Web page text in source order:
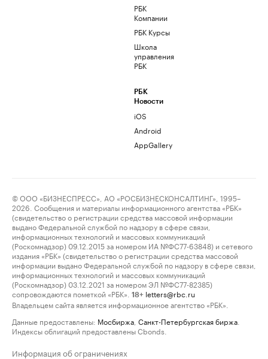
РБК
Компании
РБК Курсы
Школа
управления
РБК
РБК
Новости
iOS
Android
AppGallery
© ООО «БИЗНЕСПРЕСС», АО «РОСБИЗНЕСКОНСАЛТИНГ», 1995–
2026. Сообщения и материалы информационного агентства «РБК»
(свидетельство о регистрации средства массовой информации
выдано Федеральной службой по надзору в сфере связи,
информационных технологий и массовых коммуникаций
(Роскомнадзор) 09.12.2015 за номером ИА №ФС77-63848) и сетевого
издания «РБК» (свидетельство о регистрации средства массовой
информации выдано Федеральной службой по надзору в сфере связи,
информационных технологий и массовых коммуникаций
(Роскомнадзор) 03.12.2021 за номером ЭЛ №ФС77-82385)
сопровождаются пометкой «РБК».
18+ letters@rbc.ru
Владельцем сайта является информационное агентство «РБК».
Данные предоставлены: Мосбиржа Санкт-Петербургская биржа
Индексы облигаций предоставлены Cbonds.
Информация об ограничениях